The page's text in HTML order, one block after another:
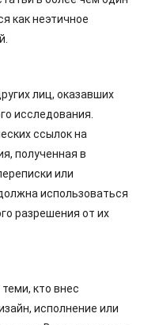
как неэтичное
лиц, оказавших
исследования.
ссылок на
полученная в
или
использоваться
разрешения от их
кто внес
исполнение или